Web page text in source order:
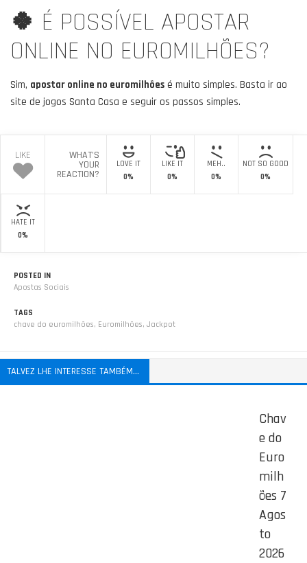
🍀 É POSSÍVEL APOSTAR
ONLINE NO EUROMILHÕES?
Sim, apostar online no euromilhões é muito simples. Basta ir ao
site de jogos Santa Casa e seguir os passos simples.
LIKE WHAT'S
YOUR
REACTION?
LOVE IT
0%
LIKE IT
0%
MEH..
0%
NOT SO GOOD
0%
HATE IT
0%
POSTED IN
Apostas Sociais
TAGS
chave do euromilhões, Euromilhões, Jackpot
TALVEZ LHE INTERESSE TAMBÉM...
Chav
e do
Euro
milh
ões 7
Agos
to
2026